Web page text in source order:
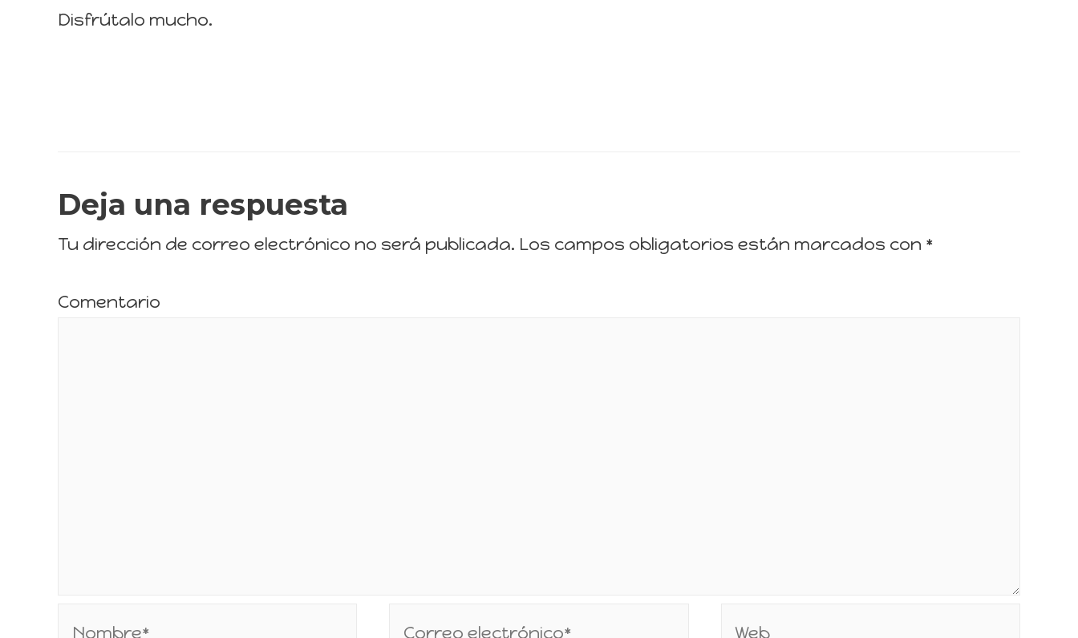
Disfrútalo mucho.
Deja una respuesta
Tu dirección de correo electrónico no será publicada. Los campos obligatorios están marcados con *
Comentario